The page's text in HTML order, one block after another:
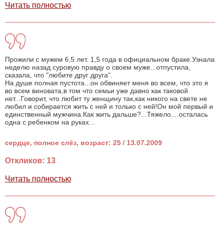
Читать полностью
Прожили с мужем 6,5 лет. 1,5 года в официальном браке.Узнала
неделю назад суровую правду о своем муже...отпустила,
сказала, что "любите друг друга".
На душе полная пустота...он обвиняет меня во всем, что это я
во всем виновата,в том что семьи уже давно как таковой
нет...Говорит, что любит ту женщину так,как никого на свете не
любил и собирается жить с ней и только с ней!Он мой первый и
единственный мужчина.Как жить дальше?...Тяжело....осталась
одна с ребенком на руках...
сердце, полное слёз, возраст: 25 / 13.07.2009
Откликов: 13
Читать полностью